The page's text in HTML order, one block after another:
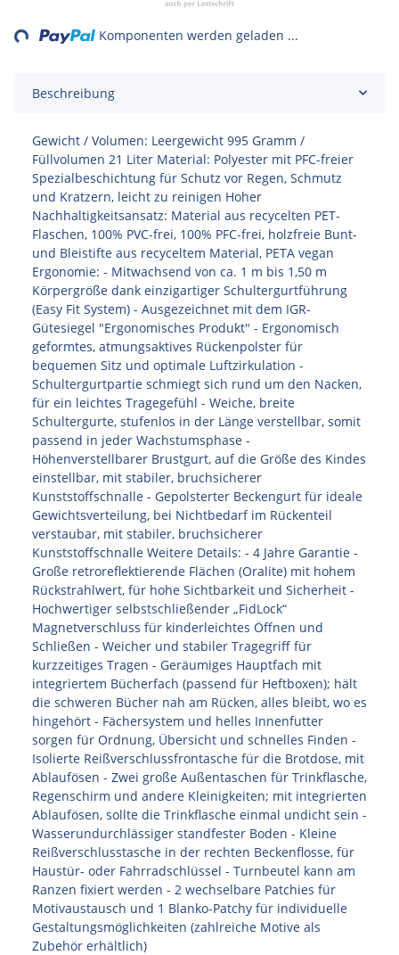
Komponenten werden geladen ...
Beschreibung
Gewicht / Volumen: Leergewicht 995 Gramm /
Füllvolumen 21 Liter Material: Polyester mit PFC-freier
Spezialbeschichtung für Schutz vor Regen, Schmutz
und Kratzern, leicht zu reinigen Hoher
Nachhaltigkeitsansatz: Material aus recycelten PET-
Flaschen, 100% PVC-frei, 100% PFC-frei, holzfreie Bunt-
und Bleistifte aus recyceltem Material, PETA vegan
Ergonomie: - Mitwachsend von ca. 1 m bis 1,50 m
Körpergröße dank einzigartiger Schultergurtführung
(Easy Fit System) - Ausgezeichnet mit dem IGR-
Gütesiegel "Ergonomisches Produkt" - Ergonomisch
geformtes, atmungsaktives Rückenpolster für
bequemen Sitz und optimale Luftzirkulation -
Schultergurtpartie schmiegt sich rund um den Nacken,
für ein leichtes Tragegefühl - Weiche, breite
Schultergurte, stufenlos in der Länge verstellbar, somit
passend in jeder Wachstumsphase -
Höhenverstellbarer Brustgurt, auf die Größe des Kindes
einstellbar, mit stabiler, bruchsicherer
Kunststoffschnalle - Gepolsterter Beckengurt für ideale
Gewichtsverteilung, bei Nichtbedarf im Rückenteil
verstaubar, mit stabiler, bruchsicherer
Kunststoffschnalle Weitere Details: - 4 Jahre Garantie -
Große retroreflektierende Flächen (Oralite) mit hohem
Rückstrahlwert, für hohe Sichtbarkeit und Sicherheit -
Hochwertiger selbstschließender „FidLock“
Magnetverschluss für kinderleichtes Öffnen und
Schließen - Weicher und stabiler Tragegriff für
kurzzeitiges Tragen - Geräumiges Hauptfach mit
integriertem Bücherfach (passend für Heftboxen); hält
die schweren Bücher nah am Rücken, alles bleibt, wo es
hingehört - Fächersystem und helles Innenfutter
sorgen für Ordnung, Übersicht und schnelles Finden -
Isolierte Reißverschlussfrontasche für die Brotdose, mit
Ablaufösen - Zwei große Außentaschen für Trinkflasche,
Regenschirm und andere Kleinigkeiten; mit integrierten
Ablaufösen, sollte die Trinkflasche einmal undicht sein -
Wasserundurchlässiger standfester Boden - Kleine
Reißverschlusstasche in der rechten Beckenflosse, für
Haustür- oder Fahrradschlüssel - Turnbeutel kann am
Ranzen fixiert werden - 2 wechselbare Patchies für
Motivaustausch und 1 Blanko-Patchy für individuelle
Gestaltungsmöglichkeiten (zahlreiche Motive als
Zubehör erhältlich)